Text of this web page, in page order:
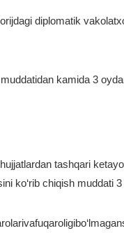
diplomatik
kamida 3
tashqari
ko‘rib chiqish muddati